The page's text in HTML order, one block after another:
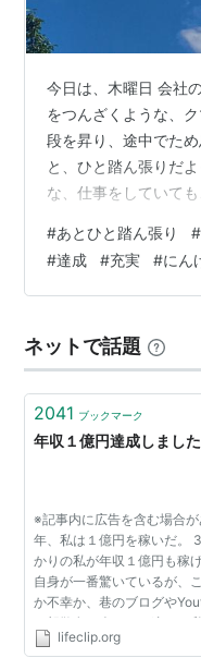
今日は、木曜日 会社
をつんざくような、
段を昇り、途中でた
と、ひと踏ん張りだ
な、仕事をしていて
😣💦⤵️ いろいろな仕事
え方を私なりに例え
れを目の前にして、
い切って飛び込んで
な時もある🏊‍♂️ 波が荒
#あとひと踏ん張り #
#達成 #充実 #にん
ネットで話題
2041 ブックマーク
年収１億円達成しまし
※記事内に広告を含む場合
年、私は１億円を稼いだ。
かりの私が年収１億円も稼
自身が一番驚いているが、
か不幸か、巷のブログや
る胡散臭い人々とは違い、
名前を晒しているし、継続
lifeclip.org